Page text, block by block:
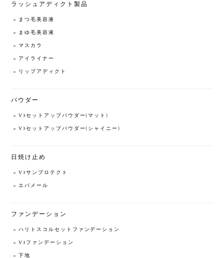
ラッシュアディクト製品
まつ毛美容液
まゆ毛美容液
マスカラ
アイライナー
リップアディクト
パウダー
V3セットアップパウダー(マット)
V3セットアップパウダー(シャイニー)
日焼け止め
V3サンプロテクト
エバメール
ファンデーション
ハリトスコルセットファンデーション
V3ファンデーション
下地